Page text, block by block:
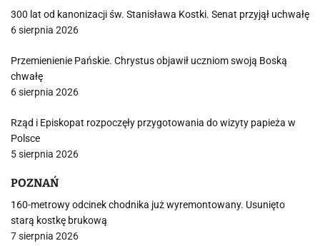
300 lat od kanonizacji św. Stanisława Kostki. Senat przyjął uchwałę
6 sierpnia 2026
Przemienienie Pańskie. Chrystus objawił uczniom swoją Boską
chwałę
6 sierpnia 2026
Rząd i Episkopat rozpoczęły przygotowania do wizyty papieża w
Polsce
5 sierpnia 2026
POZNAŃ
160-metrowy odcinek chodnika już wyremontowany. Usunięto
starą kostkę brukową
7 sierpnia 2026